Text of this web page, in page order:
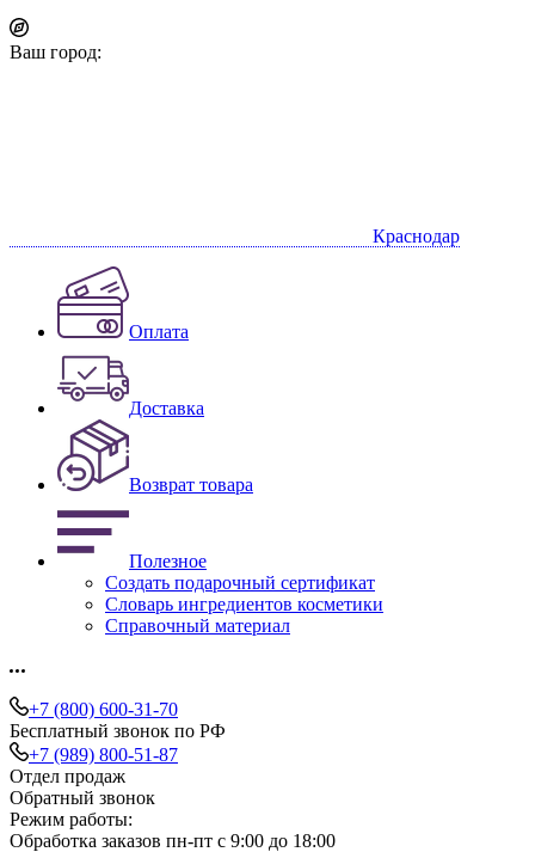
Ваш город:
Краснодар
Оплата
Доставка
Возврат товара
Полезное
Создать подарочный сертификат
Словарь ингредиентов косметики
Справочный материал
+7 (800) 600-31-70
Бесплатный звонок по РФ
+7 (989) 800-51-87
Отдел продаж
Обратный звонок
Режим работы:
Обработка заказов пн-пт с 9:00 до 18:00